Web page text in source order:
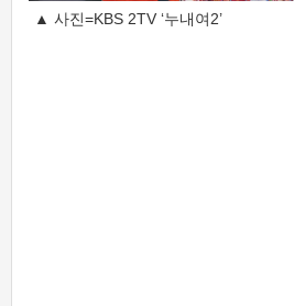
▲ 사진=KBS 2TV ‘누내여2’